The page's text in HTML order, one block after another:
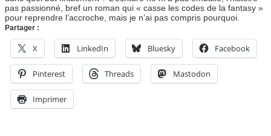
pas passionné, bref un roman qui « casse les codes de la fantasy »
pour reprendre l’accroche, mais je n’ai pas compris pourquoi.
Partager :
X LinkedIn Bluesky Facebook
Pinterest Threads Mastodon
Imprimer